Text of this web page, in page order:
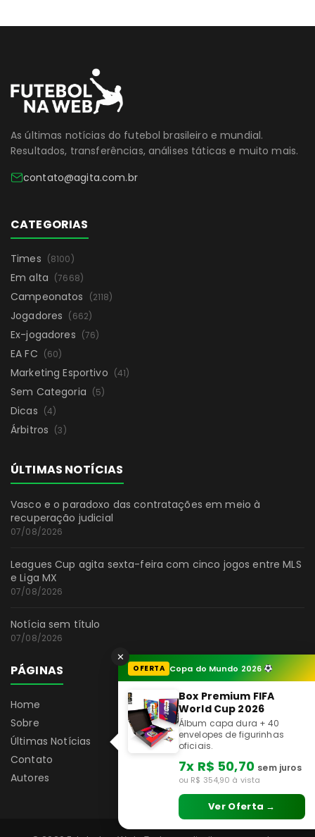
✕
OFERTA Copa do Mundo 2026
Box Premium FIFA
World Cup 2026
Álbum capa dura + 40
envelopes de figurinhas
oficiais.
7x R$ 50,70 sem juros
ou R$ 354,90 à vista
Ver Oferta →
As últimas notícias do futebol brasileiro e mundial.
Resultados, transferências, análises táticas e muito mais.
contato@agita.com.br
CATEGORIAS
Times (8100)
Em alta (7668)
Campeonatos (2118)
Jogadores (662)
Ex-jogadores (76)
EA FC (60)
Marketing Esportivo (41)
Sem Categoria (5)
Dicas (4)
Árbitros (3)
ÚLTIMAS NOTÍCIAS
Vasco e o paradoxo das contratações em meio à
recuperação judicial
07/08/2026
Leagues Cup agita sexta-feira com cinco jogos entre MLS
e Liga MX
07/08/2026
Notícia sem título
07/08/2026
PÁGINAS
Home
Sobre
Últimas Notícias
Contato
Autores